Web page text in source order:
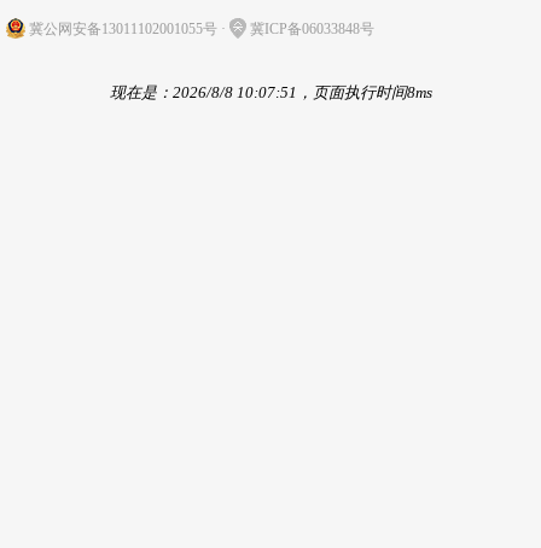
冀公网安备13011102001055号 · 冀ICP备06033848号
现在是：2026/8/8 10:07:51，页面执行时间8ms